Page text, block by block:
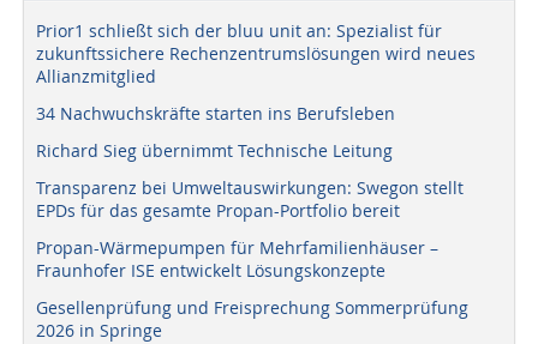
Prior1 schließt sich der bluu unit an: Spezialist für
zukunftssichere Rechenzentrumslösungen wird neues
Allianzmitglied
34 Nachwuchskräfte starten ins Berufsleben
Richard Sieg übernimmt Technische Leitung
Transparenz bei Umweltauswirkungen: Swegon stellt
EPDs für das gesamte Propan-Portfolio bereit
Propan-Wärmepumpen für Mehrfamilienhäuser –
Fraunhofer ISE entwickelt Lösungskonzepte
Gesellenprüfung und Freisprechung Sommerprüfung
2026 in Springe